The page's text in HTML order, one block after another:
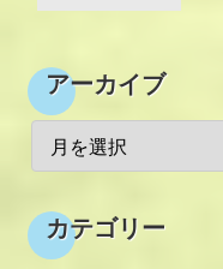
アーカイブ
カテゴリー